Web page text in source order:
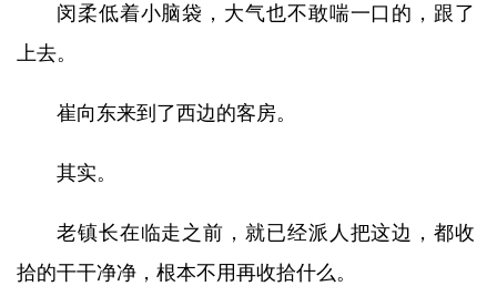
闵柔低着小脑袋，大气也不敢喘一口的，跟了
上去。
崔向东来到了西边的客房。
其实。
老镇长在临走之前，就已经派人把这边，都收
拾的干干净净，根本不用再收拾什么。